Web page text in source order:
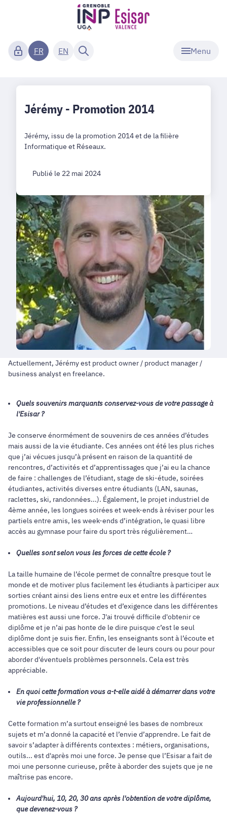
Menu
FR EN
Jérémy - Promotion 2014
Jérémy, issu de la promotion 2014 et de la filière
Informatique et Réseaux.
Publié le 22 mai 2024
Actuellement, Jérémy est product owner / product manager /
business analyst en freelance.
Quels souvenirs marquants conservez-vous de votre passage à
l'Esisar ?
Je conserve énormément de souvenirs de ces années d’études
mais aussi de la vie étudiante. Ces années ont été les plus riches
que j’ai vécues jusqu’à présent en raison de la quantité de
rencontres, d’activités et d’apprentissages que j’ai eu la chance
de faire : challenges de l’étudiant, stage de ski-étude, soirées
étudiantes, activités diverses entre étudiants (LAN, saunas,
raclettes, ski, randonnées...). Également, le projet industriel de
4ème année, les longues soirées et week-ends à réviser pour les
partiels entre amis, les week-ends d’intégration, le quasi libre
accès au gymnase pour faire du sport très régulièrement…
Quelles sont selon vous les forces de cette école ?
La taille humaine de l’école permet de connaître presque tout le
monde et de motiver plus facilement les étudiants à participer aux
sorties créant ainsi des liens entre eux et entre les différentes
promotions. Le niveau d’études et d’exigence dans les différentes
matières est aussi une force. J'ai trouvé difficile d'obtenir ce
diplôme et je n’ai pas honte de le dire puisque c’est le seul
diplôme dont je suis fier. Enfin, les enseignants sont à l’écoute et
accessibles que ce soit pour discuter de leurs cours ou pour pour
aborder d'éventuels problèmes personnels. Cela est très
appréciable.
En quoi cette formation vous a-t-elle aidé à démarrer dans votre
vie professionnelle ?
Cette formation m’a surtout enseigné les bases de nombreux
sujets et m’a donné la capacité et l’envie d’apprendre. Le fait de
savoir s’adapter à différents contextes : métiers, organisations,
outils... est d'après moi une force. Je pense que l’Esisar a fait de
moi une personne curieuse, prête à aborder des sujets que je ne
maîtrise pas encore.
Aujourd'hui, 10, 20, 30 ans après l'obtention de votre diplôme,
que devenez-vous ?